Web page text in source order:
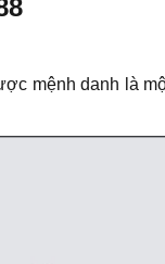
mệnh danh là